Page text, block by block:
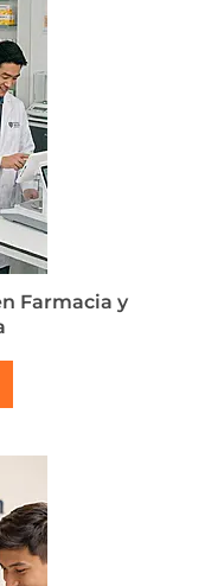
Farmacia y